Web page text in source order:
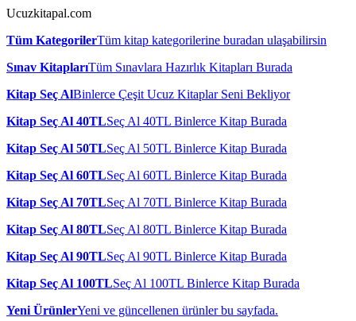
Ucuzkitapal.com
Tüm KategorilerTüm kitap kategorilerine buradan ulaşabilirsin
Sınav KitaplarıTüm Sınavlara Hazırlık Kitapları Burada
Kitap Seç AlBinlerce Çeşit Ucuz Kitaplar Seni Bekliyor
Kitap Seç Al 40TLSeç Al 40TL Binlerce Kitap Burada
Kitap Seç Al 50TLSeç Al 50TL Binlerce Kitap Burada
Kitap Seç Al 60TLSeç Al 60TL Binlerce Kitap Burada
Kitap Seç Al 70TLSeç Al 70TL Binlerce Kitap Burada
Kitap Seç Al 80TLSeç Al 80TL Binlerce Kitap Burada
Kitap Seç Al 90TLSeç Al 90TL Binlerce Kitap Burada
Kitap Seç Al 100TLSeç Al 100TL Binlerce Kitap Burada
Yeni ÜrünlerYeni ve güncellenen ürünler bu sayfada.